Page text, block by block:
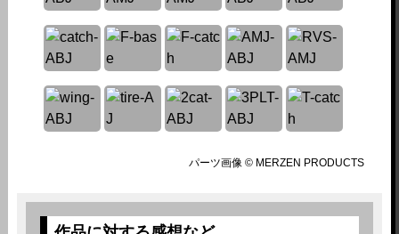
パーツ画像 © MERZEN PRODUCTS